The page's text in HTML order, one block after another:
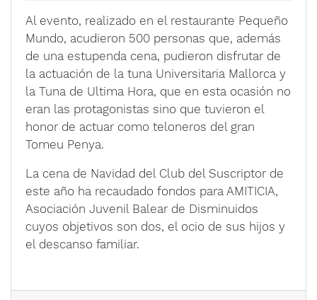
Al evento, realizado en el restaurante Pequeño
Mundo, acudieron 500 personas que, además
de una estupenda cena, pudieron disfrutar de
la actuación de la tuna Universitaria Mallorca y
la Tuna de Ultima Hora, que en esta ocasión no
eran las protagonistas sino que tuvieron el
honor de actuar como teloneros del gran
Tomeu Penya.
La cena de Navidad del Club del Suscriptor de
este año ha recaudado fondos para AMITICIA,
Asociación Juvenil Balear de Disminuidos
cuyos objetivos son dos, el ocio de sus hijos y
el descanso familiar.